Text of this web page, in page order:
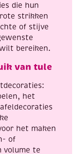
die hun
strikken
of stijve
bereiken.
van tule
het
het maken
of
volume te